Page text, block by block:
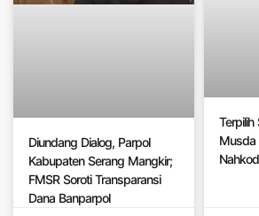
Diundang Dialog, Parpol
Kabupaten Serang Mangkir;
FMSR Soroti Transparansi
Dana Banparpol
Terpilih
Musda